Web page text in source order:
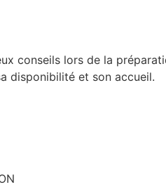
conseils lors de la
disponibilité et son accueil.